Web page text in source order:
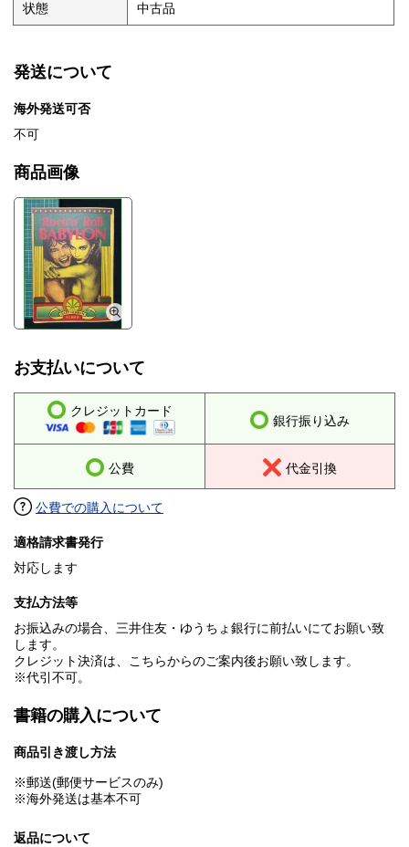
状態 中古品
発送について
海外発送可否
不可
商品画像
お支払いについて
クレジットカード
銀行振り込み
公費 代金引換
公費での購入について
適格請求書発行
対応します
支払方法等
お振込みの場合、三井住友・ゆうちょ銀行に前払いにてお願い致
します。
クレジット決済は、こちらからのご案内後お願い致します。
※代引不可。
書籍の購入について
商品引き渡し方法
※郵送(郵便サービスのみ)
※海外発送は基本不可
返品について